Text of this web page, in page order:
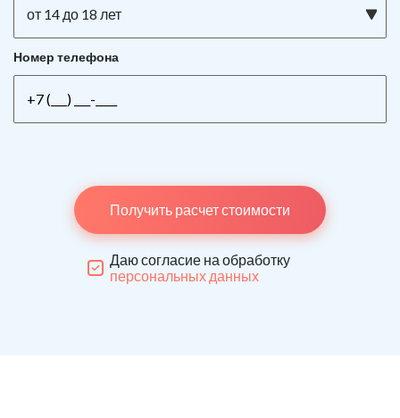
от 14 до 18 лет
Номер телефона
Получить расчет стоимости
Даю согласие на обработку
персональных данных